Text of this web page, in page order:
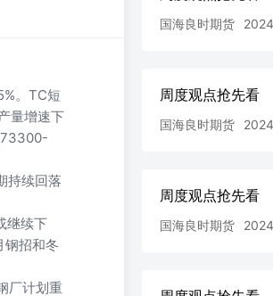
。TC短
量增速下
73300-
持续回落
继续下
招和冬
厂计划重
国海良时期货
周度观点抢先看
国海良时期货
周度观点抢先看
国海良时期货